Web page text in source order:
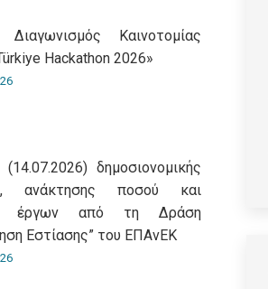
Καινοτομίας
Hackathon 2026»
δημοσιονομικής
ανάκτησης ποσού και
έργων από τη Δράση
Εστίασης” του ΕΠΑνΕΚ